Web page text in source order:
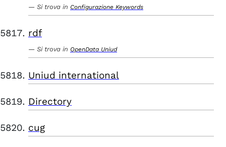
Si trova in Configurazione Keywords
rdf
Si trova in OpenData Uniud
Uniud international
Directory
cug